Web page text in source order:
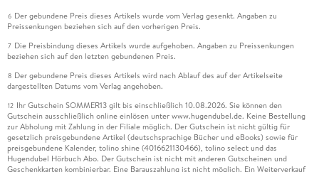
6 Der gebundene Preis dieses Artikels wurde vom Verlag gesenkt. Angaben zu
Preissenkungen beziehen sich auf den vorherigen Preis.
7 Die Preisbindung dieses Artikels wurde aufgehoben. Angaben zu Preissenkungen
beziehen sich auf den letzten gebundenen Preis.
8 Der gebundene Preis dieses Artikels wird nach Ablauf des auf der Artikelseite
dargestellten Datums vom Verlag angehoben.
12 Ihr Gutschein SOMMER13 gilt bis einschließlich 10.08.2026. Sie können den
Gutschein ausschließlich online einlösen unter www.hugendubel.de. Keine Bestellung
zur Abholung mit Zahlung in der Filiale möglich. Der Gutschein ist nicht gültig für
gesetzlich preisgebundene Artikel (deutschsprachige Bücher und eBooks) sowie für
preisgebundene Kalender, tolino shine (4016621130466), tolino select und das
Hugendubel Hörbuch Abo. Der Gutschein ist nicht mit anderen Gutscheinen und
Geschenkkarten kombinierbar. Eine Barauszahlung ist nicht möglich. Ein Weiterverkauf